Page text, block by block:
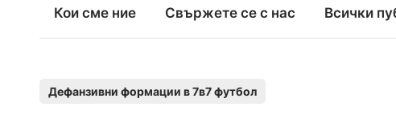
Кои сме ние Свържете се с нас Всички
Дефанзивни формации в 7в7 футбол